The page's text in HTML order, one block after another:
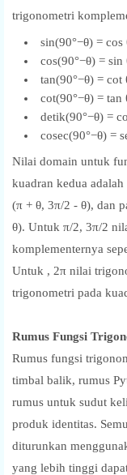
trigonometri
sin(90°−θ) = cos
cos(90°−θ) = sin
tan(90°−θ) = cot
cot(90°−θ) = tan
detik(90°−θ) =
cosec(90°−θ) =
Nilai domain untuk
kuadran kedua
(π + θ, 3π/2 - θ), dan
θ). Untuk π/2, 3π/2
komplementernya
Untuk , 2π nilai
trigonometri pada
Rumus Fungsi
Rumus fungsi
timbal balik, rumus
rumus untuk sudut
produk identitas.
diturunkan
yang lebih tinggi